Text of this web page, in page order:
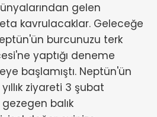
gelen
kavrulacaklar. Geleceğe
burcunuzu terk
yaptığı deneme
başlamıştı. Neptün'ün
ziyareti 3 şubat
balık